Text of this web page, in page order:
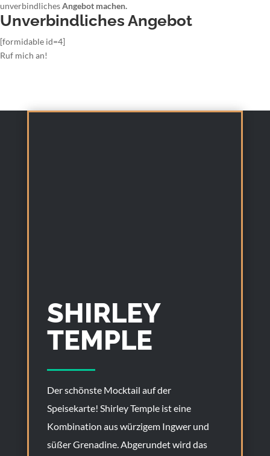
unverbindlichesAngebot machen.
Unverbindliches Angebot
[formidable id=4]
Ruf mich an!
SHIRLEY
TEMPLE
Der schönste Mocktail auf der
Speisekarte! Shirley Temple ist eine
Kombination aus würzigem Ingwer und
süßer Grenadine. Abgerundet wird das